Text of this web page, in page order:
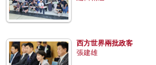
西方世界兩批政客
張建雄